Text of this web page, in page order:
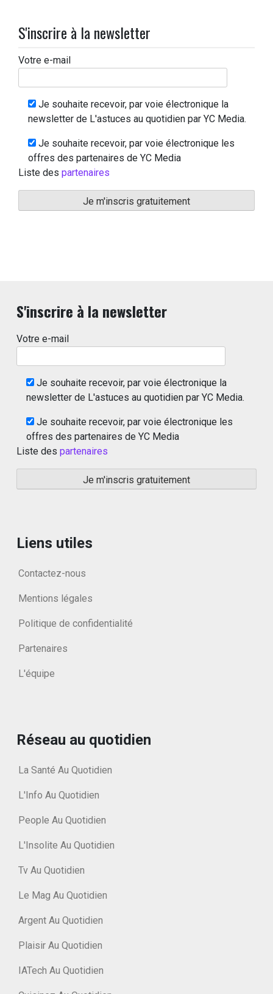
S'inscrire à la newsletter
Votre e-mail
Je souhaite recevoir, par voie électronique la
newsletter de L'astuces au quotidien par YC Media.
Je souhaite recevoir, par voie électronique les
offres des partenaires de YC Media
Liste des partenaires
S'inscrire à la newsletter
Votre e-mail
Je souhaite recevoir, par voie électronique la
newsletter de L'astuces au quotidien par YC Media.
Je souhaite recevoir, par voie électronique les
offres des partenaires de YC Media
Liste des partenaires
Liens utiles
Contactez-nous
Mentions légales
Politique de confidentialité
Partenaires
L'équipe
Réseau au quotidien
La Santé Au Quotidien
L'Info Au Quotidien
People Au Quotidien
L'Insolite Au Quotidien
Tv Au Quotidien
Le Mag Au Quotidien
Argent Au Quotidien
Plaisir Au Quotidien
IATech Au Quotidien